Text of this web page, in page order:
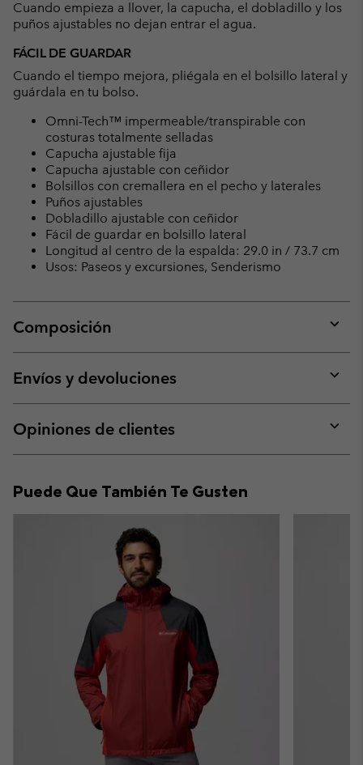
Cuando empieza a llover, la capucha, el dobladillo y los
puños ajustables no dejan entrar el agua.
FÁCIL DE GUARDAR
Cuando el tiempo mejora, pliégala en el bolsillo lateral y
guárdala en tu bolso.
Omni-Tech™ impermeable/transpirable con
costuras totalmente selladas
Capucha ajustable fija
Capucha ajustable con ceñidor
Bolsillos con cremallera en el pecho y laterales
Puños ajustables
Dobladillo ajustable con ceñidor
Fácil de guardar en bolsillo lateral
Longitud al centro de la espalda: 29.0 in / 73.7 cm
Usos: Paseos y excursiones, Senderismo
Composición
or
Envíos y devoluciones
or
Opiniones de clientes
or
Puede Que También Te Gusten